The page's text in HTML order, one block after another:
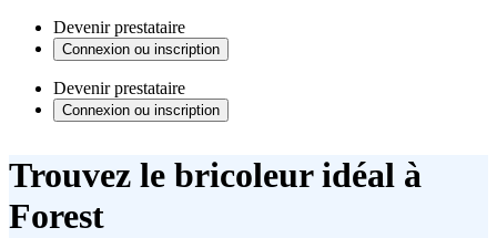
Devenir prestataire
Connexion ou inscription
Devenir prestataire
Connexion ou inscription
Trouvez le bricoleur idéal à
Forest